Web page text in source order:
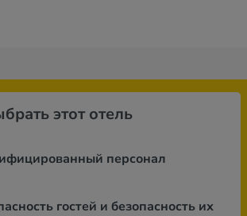
этот отель
персонал
гостей и безопасность их